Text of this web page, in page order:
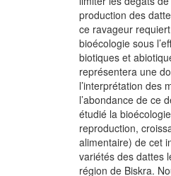
production des
ce ravageur
bioécologie sous
biotiques et
représentera une
l’interprétation des
l’abondance de ce
étudié la
reproduction,
alimentaire) de cet
variétés des dattes
région de Biskra.